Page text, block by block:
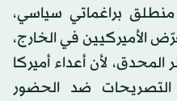
براغماتي سياسي،
الأميركيين في الخارج،
المحدق، لأن أعداء أميركا
ضد الحضور